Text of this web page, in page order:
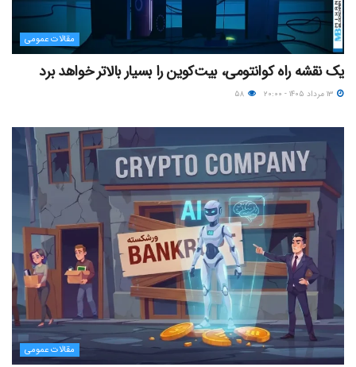
مقالات عمومی
یک نقشه راه کوانتومی، بیت‌کوین را بسیار بالاتر خواهد برد
مقالات عمومی